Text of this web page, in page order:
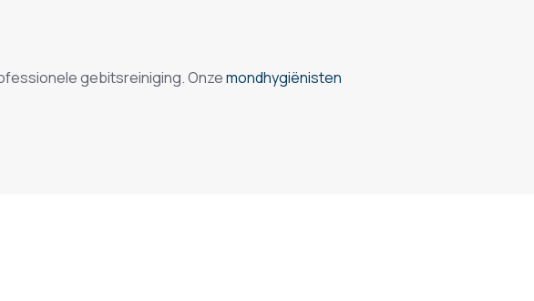
gebitsreiniging. Onzemondhygiënisten